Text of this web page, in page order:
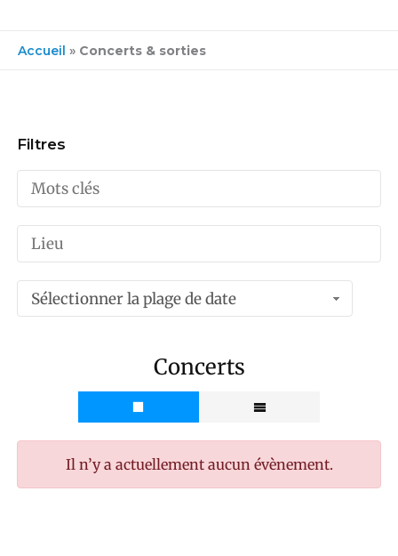
Accueil » Concerts & sorties
Filtres
Sélectionner la plage de date
Concerts
Il n’y a actuellement aucun évènement.